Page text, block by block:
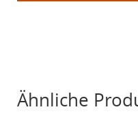
Ähnliche